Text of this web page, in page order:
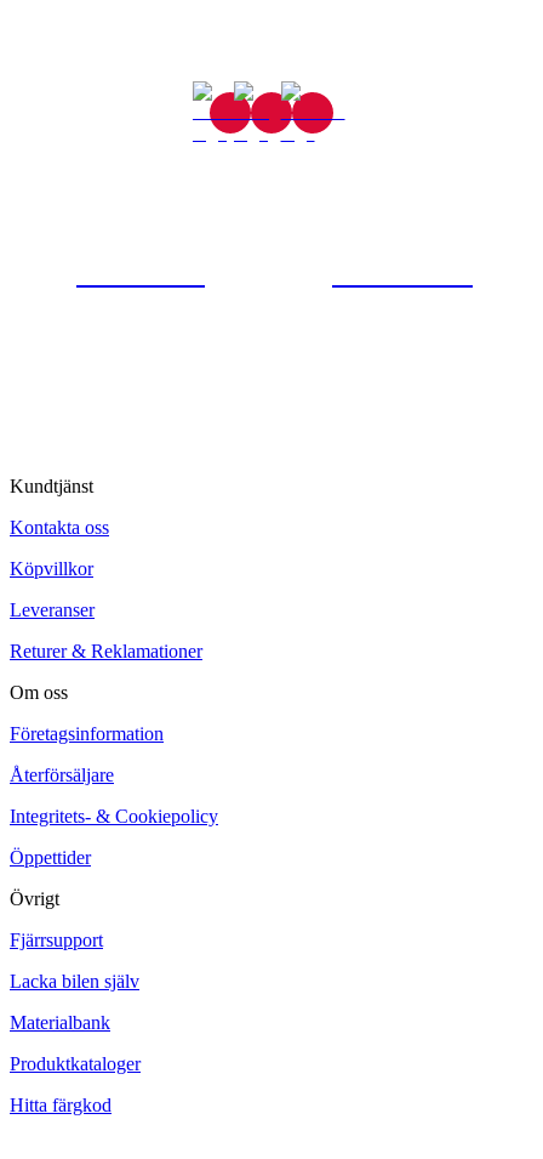
Kundtjänst
Kontakta oss
Köpvillkor
Leveranser
Returer & Reklamationer
Om oss
Företagsinformation
Återförsäljare
Integritets- & Cookiepolicy
Öppettider
Övrigt
Fjärrsupport
Lacka bilen själv
Materialbank
Produktkataloger
Hitta färgkod